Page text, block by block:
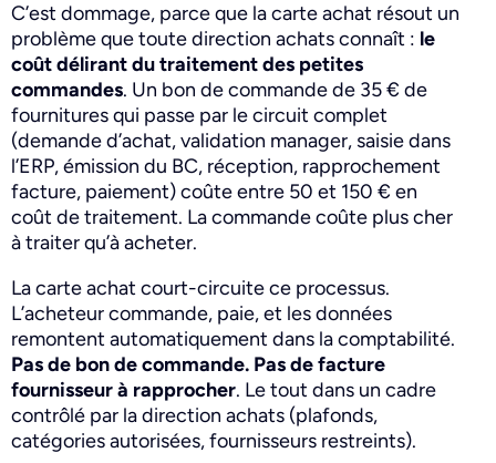
C’est dommage, parce que la carte achat résout un
problème que toute direction achats connaît : le
coût délirant du traitement des petites
commandes. Un bon de commande de 35 € de
fournitures qui passe par le circuit complet
(demande d’achat, validation manager, saisie dans
l’ERP, émission du BC, réception, rapprochement
facture, paiement) coûte entre 50 et 150 € en
coût de traitement. La commande coûte plus cher
à traiter qu’à acheter.
La carte achat court-circuite ce processus.
L’acheteur commande, paie, et les données
remontent automatiquement dans la comptabilité.
Pas de bon de commande. Pas de facture
fournisseur à rapprocher. Le tout dans un cadre
contrôlé par la direction achats (plafonds,
catégories autorisées, fournisseurs restreints).